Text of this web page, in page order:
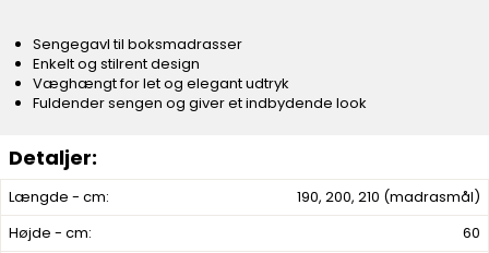
Længde - cm:
190, 200, 210 (madrasmål)
Højde - cm:
60
Sengegavl til boksmadrasser
Enkelt og stilrent design
Væghængt for let og elegant udtryk
Fuldender sengen og giver et indbydende look